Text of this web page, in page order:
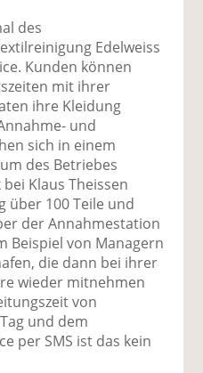
des
Edelweiss
Kunden können
mit ihrer
ihre Kleidung
und
sich in einem
des Betriebes
Klaus Theissen
über 100 Teile und
der Annahmestation
Beispiel von Managern
die dann bei ihrer
wieder mitnehmen
von
und dem
per SMS ist das kein